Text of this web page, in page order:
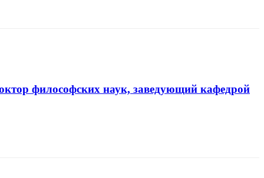
философских наук, заведующий кафедрой